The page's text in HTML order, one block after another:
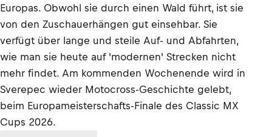
Europas. Obwohl sie durch einen Wald führt, ist sie
von den Zuschauerhängen gut einsehbar. Sie
verfügt über lange und steile Auf- und Abfahrten,
wie man sie heute auf 'modernen' Strecken nicht
mehr findet. Am kommenden Wochenende wird in
Sverepec wieder Motocross-Geschichte gelebt,
beim Europameisterschafts-Finale des Classic MX
Cups 2026.